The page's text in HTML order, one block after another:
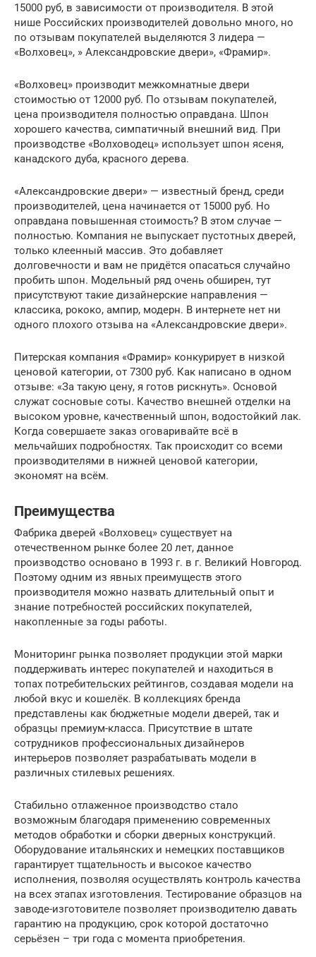
15000 руб, в зависимости от производителя. В этой
нише Российских производителей довольно много, но
по отзывам покупателей выделяются 3 лидера —
«Волховец», » Александровские двери», «Фрамир».
«Волховец» производит межкомнатные двери
стоимостью от 12000 руб. По отзывам покупателей,
цена производителя полностью оправдана. Шпон
хорошего качества, симпатичный внешний вид. При
производстве «Волховодец» использует шпон ясеня,
канадского дуба, красного дерева.
«Александровские двери» — известный бренд, среди
производителей, цена начинается от 15000 руб. Но
оправдана повышенная стоимость? В этом случае —
полностью. Компания не выпускает пустотных дверей,
только клеенный массив. Это добавляет
долговечности и вам не придётся опасаться случайно
пробить шпон. Модельный ряд очень обширен, тут
присутствуют такие дизайнерские направления —
классика, рококо, ампир, модерн. В интернете нет ни
одного плохого отзыва на «Александровские двери».
Питерская компания «Фрамир» конкурирует в низкой
ценовой категории, от 7300 руб. Как написано в одном
отзыве: «За такую цену, я готов рискнуть». Основой
служат сосновые соты. Качество внешней отделки на
высоком уровне, качественный шпон, водостойкий лак.
Когда совершаете заказ оговаривайте всё в
мельчайших подробностях. Так происходит со всеми
производителями в нижней ценовой категории,
экономят на всём.
Преимущества
Фабрика дверей «Волховец» существует на
отечественном рынке более 20 лет, данное
производство основано в 1993 г. в г. Великий Новгород.
Поэтому одним из явных преимуществ этого
производителя можно назвать длительный опыт и
знание потребностей российских покупателей,
накопленные за годы работы.
Мониторинг рынка позволяет продукции этой марки
поддерживать интерес покупателей и находиться в
топах потребительских рейтингов, создавая модели на
любой вкус и кошелёк. В коллекциях бренда
представлены как бюджетные модели дверей, так и
образцы премиум-класса. Присутствие в штате
сотрудников профессиональных дизайнеров
интерьеров позволяет разрабатывать модели в
различных стилевых решениях.
Стабильно отлаженное производство стало
возможным благодаря применению современных
методов обработки и сборки дверных конструкций.
Оборудование итальянских и немецких поставщиков
гарантирует тщательность и высокое качество
исполнения, позволяя осуществлять контроль качества
на всех этапах изготовления. Тестирование образцов на
заводе-изготовителе позволяет производителю давать
гарантию на продукцию, срок которой достаточно
серьёзен – три года с момента приобретения.